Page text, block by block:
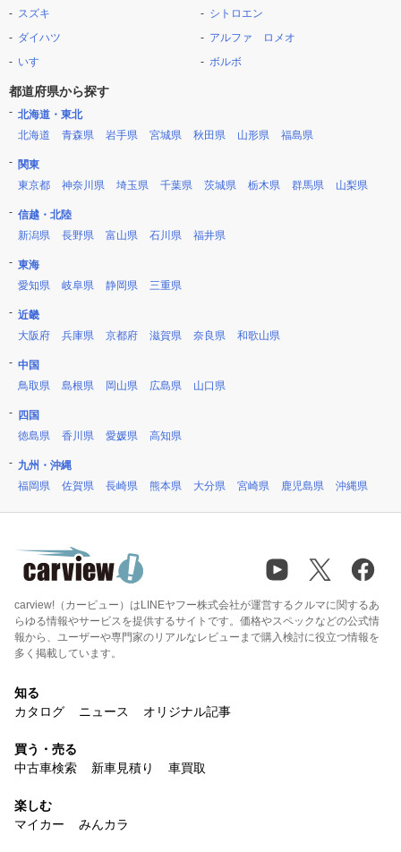
スズキ
ダイハツ
いすゞ
シトロエン
アルファ ロメオ
ボルボ
都道府県から探す
北海道・東北
北海道
青森県 岩手県 宮城県 秋田県 山形県 福島県
関東
東京都
神奈川県 埼玉県 千葉県 茨城県 栃木県 群馬県 山梨県
信越・北陸
新潟県
長野県 富山県 石川県 福井県
東海
愛知県
岐阜県 静岡県 三重県
近畿
大阪府
兵庫県 京都府 滋賀県 奈良県 和歌山県
中国
鳥取県
島根県 岡山県 広島県 山口県
四国
徳島県
香川県 愛媛県 高知県
九州・沖縄
福岡県
佐賀県 長崎県 熊本県 大分県 宮崎県 鹿児島県 沖縄県
carview!（カービュー）はLINEヤフー株式会社が運営するクルマに関するあ
らゆる情報やサービスを提供するサイトです。価格やスペックなどの公式情
報から、ユーザーや専門家のリアルなレビューまで購入検討に役立つ情報を
多く掲載しています。
知る
カタログ
ニュース オリジナル記事
買う・売る
中古車検索
新車見積り 車買取
楽しむ
マイカー
みんカラ